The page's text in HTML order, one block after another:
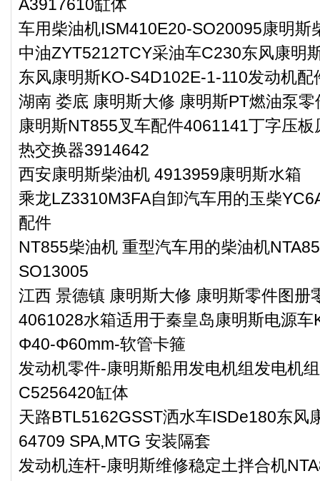
A3917610缸体
车用柴油机ISM410E20-SO20095康明斯
中油ZYT5212TCY采油车C230东风康明
东风康明斯KO-S4D102E-1-110发动机配
湖南 娄底 康明斯大修 康明斯PT燃油泵
康明斯NT855叉车配件4061141丁字压板
热交换器3914642
西安康明斯柴油机 4913959康明斯水箱
乘龙LZ3310M3FA自卸汽车用的玉柴
配件
NT855柴油机 重型汽车用的柴油机
SO13005
江西 景德镇 康明斯大修 康明斯零件图册
4061028水箱适用于秦皇岛康明斯电源车
Φ40-Φ60mm-软管卡箍
发动机零件-康明斯船用发电机组发电机
C5256420缸体
天路BTL5162GSST洒水车ISDe180东风
64709 SPA,MTG 安装隔套
发动机连杆-康明斯维修稳定土拌合机